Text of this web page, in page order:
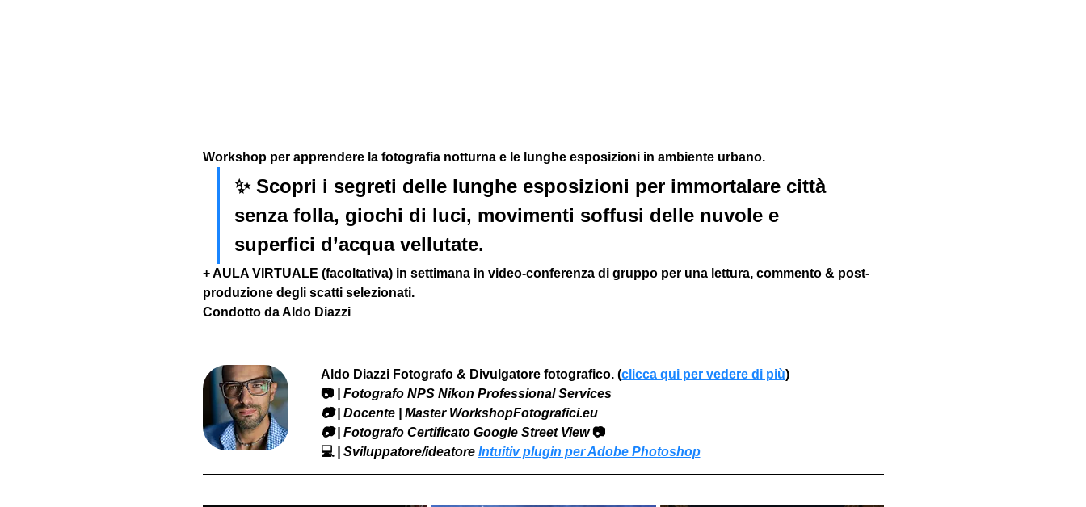
Workshop per apprendere la fotografia notturna e le lunghe esposizioni in ambiente urbano.
✨ Scopri i segreti delle lunghe esposizioni per immortalare città
senza folla, giochi di luci, movimenti soffusi delle nuvole e
superfici d’acqua vellutate.
+ AULA VIRTUALE (facoltativa) in settimana in video-conferenza di gruppo per una lettura, commento & post-
produzione degli scatti selezionati.
Condotto da Aldo Diazzi
Aldo Diazzi Fotografo & Divulgatore fotografico. (clicca qui per vedere di più)
📷 | Fotografo NPS Nikon Professional Services
​📷 | Docente | Master WorkshopFotografici.eu
📷 | Fotografo Certificato Google Street View 📷
💻 | Sviluppatore/ideatore Intuitiv plugin per Adobe Photoshop